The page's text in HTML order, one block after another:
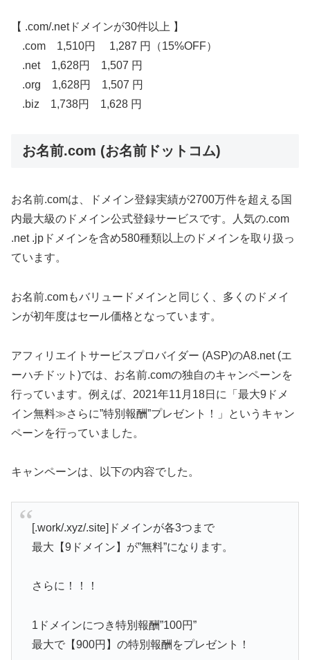
【 .com/.netドメインが30件以上 】
.com 1,510円 1,287 円（15%OFF）
.net 1,628円 1,507 円
.org 1,628円 1,507 円
.biz 1,738円 1,628 円
お名前.com (お名前ドットコム)
お名前.comは、ドメイン登録実績が2700万件を超える国
内最大級のドメイン公式登録サービスです。人気の.com
.net .jpドメインを含め580種類以上のドメインを取り扱っ
ています。
お名前.comもバリュードメインと同じく、多くのドメイ
ンが初年度はセール価格となっています。
アフィリエイトサービスプロバイダー (ASP)のA8.net (エ
ーハチドット)では、お名前.comの独自のキャンペーンを
行っています。例えば、2021年11月18日に「最大9ドメ
イン無料≫さらに”特別報酬”プレゼント！」というキャン
ペーンを行っていました。
キャンペーンは、以下の内容でした。
[.work/.xyz/.site]ドメインが各3つまで
最大【9ドメイン】が”無料”になります。
さらに！！！
1ドメインにつき特別報酬”100円”
最大で【900円】の特別報酬をプレゼント！